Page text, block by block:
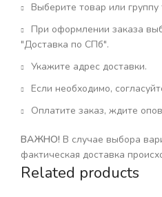
Выберите товар или группу
При оформлении заказа
"Доставка по СПб".
Укажите адрес доставки.
Если необходимо,
Оплатите заказ, ждите
ВАЖНО! В случае выбора
фактическая доставка
Related products